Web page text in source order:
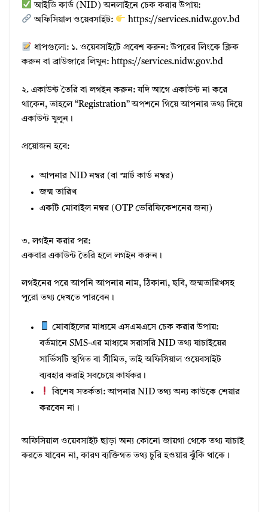
আইডি কার্ড (NID) অনলাইনে চেক করার উপায়:
অফিসিয়াল ওয়েবসাইট:
https://services.nidw.gov.bd
ধাপগুলো: ১. ওয়েবসাইটে প্রবেশ করুন: উপরের লিংকে ক্লিক
করুন বা ব্রাউজারে লিখুন: https://services.nidw.gov.bd
২. একাউন্ট তৈরি বা লগইন করুন: যদি আগে একাউন্ট না করে
থাকেন, তাহলে “Registration” অপশনে গিয়ে আপনার তথ্য দিয়ে
একাউন্ট খুলুন।
প্রয়োজন হবে:
আপনার NID নম্বর (বা স্মার্ট কার্ড নম্বর)
জন্ম তারিখ
একটি মোবাইল নম্বর (OTP ভেরিফিকেশনের জন্য)
৩. লগইন করার পর:
একবার একাউন্ট তৈরি হলে লগইন করুন।
লগইনের পরে আপনি আপনার নাম, ঠিকানা, ছবি, জন্মতারিখসহ
পুরো তথ্য দেখতে পারবেন।
মোবাইলের মাধ্যমে এসএমএসে চেক করার উপায়:
বর্তমানে SMS-এর মাধ্যমে সরাসরি NID তথ্য যাচাইয়ের
সার্ভিসটি স্থগিত বা সীমিত, তাই অফিসিয়াল ওয়েবসাইট
ব্যবহার করাই সবচেয়ে কার্যকর।
বিশেষ সতর্কতা: আপনার NID তথ্য অন্য কাউকে শেয়ার
করবেন না।
অফিসিয়াল ওয়েবসাইট ছাড়া অন্য কোনো জায়গা থেকে তথ্য যাচাই
করতে যাবেন না, কারণ ব্যক্তিগত তথ্য চুরি হওয়ার ঝুঁকি থাকে।